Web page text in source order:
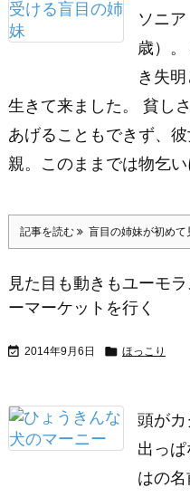
ソニ
歳）
き失
生きて来ました。 貧し
あげることもできず、
親。このままでは物乞
記事を読む 盲目の姉妹が初め
見た目も動きもユーモ
ーマーケットを行く
 2014年9月6日  ほっこり
頭がカ
出っ
はの